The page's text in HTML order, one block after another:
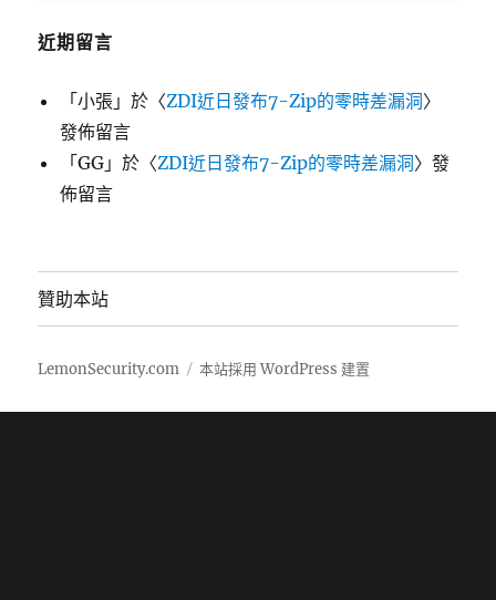
近期留言
「小張 」於〈ZDI近日發布7-Zip的零時差漏洞〉
發佈留言
「GG 」於〈ZDI近日發布7-Zip的零時差漏洞〉發
佈留言
贊助本站
LemonSecurity.com 本站採用 WordPress 建置